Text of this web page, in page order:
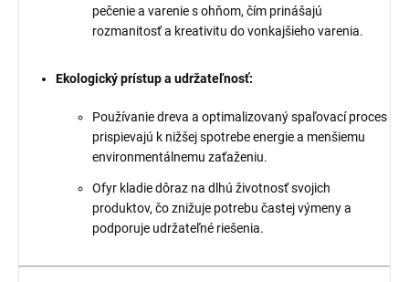
pečenie a varenie s ohňom, čím prinášajú
rozmanitosť a kreativitu do vonkajšieho varenia.
Ekologický prístup a udržateľnosť:
Používanie dreva a optimalizovaný spaľovací proces
prispievajú k nižšej spotrebe energie a menšiemu
environmentálnemu zaťaženiu.
Ofyr kladie dôraz na dlhú životnosť svojich
produktov, čo znižuje potrebu častej výmeny a
podporuje udržateľné riešenia.